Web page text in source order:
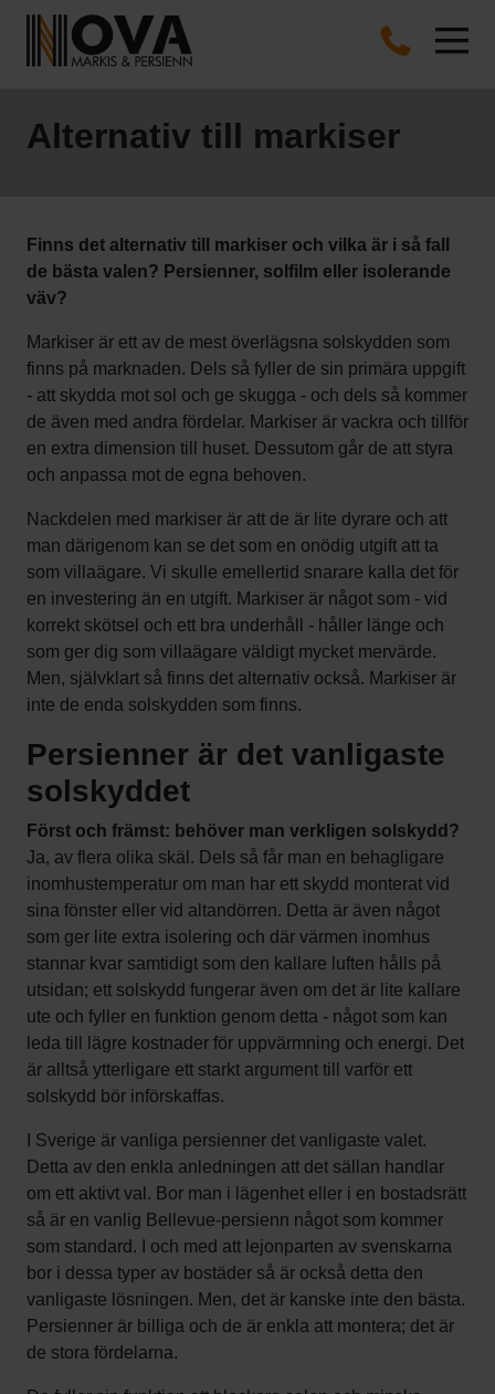
Alternativ till markiser
Finns det alternativ till markiser och vilka är i så fall
de bästa valen? Persienner, solfilm eller isolerande
väv?
Markiser är ett av de mest överlägsna solskydden som
finns på marknaden. Dels så fyller de sin primära uppgift
- att skydda mot sol och ge skugga - och dels så kommer
de även med andra fördelar. Markiser är vackra och tillför
en extra dimension till huset. Dessutom går de att styra
och anpassa mot de egna behoven.
Nackdelen med markiser är att de är lite dyrare och att
man därigenom kan se det som en onödig utgift att ta
som villaägare. Vi skulle emellertid snarare kalla det för
en investering än en utgift. Markiser är något som - vid
korrekt skötsel och ett bra underhåll - håller länge och
som ger dig som villaägare väldigt mycket mervärde.
Men, självklart så finns det alternativ också. Markiser är
inte de enda solskydden som finns.
Persienner är det vanligaste
solskyddet
Först och främst: behöver man verkligen solskydd?
Ja, av flera olika skäl. Dels så får man en behagligare
inomhustemperatur om man har ett skydd monterat vid
sina fönster eller vid altandörren. Detta är även något
som ger lite extra isolering och där värmen inomhus
stannar kvar samtidigt som den kallare luften hålls på
utsidan; ett solskydd fungerar även om det är lite kallare
ute och fyller en funktion genom detta - något som kan
leda till lägre kostnader för uppvärmning och energi. Det
är alltså ytterligare ett starkt argument till varför ett
solskydd bör införskaffas.
I Sverige är vanliga persienner det vanligaste valet.
Detta av den enkla anledningen att det sällan handlar
om ett aktivt val. Bor man i lägenhet eller i en bostadsrätt
så är en vanlig Bellevue-persienn något som kommer
som standard. I och med att lejonparten av svenskarna
bor i dessa typer av bostäder så är också detta den
vanligaste lösningen. Men, det är kanske inte den bästa.
Persienner är billiga och de är enkla att montera; det är
de stora fördelarna.